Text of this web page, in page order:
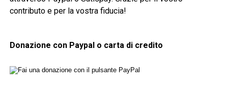
contributo e per la vostra fiducia!
Donazione con Paypal o carta di credito